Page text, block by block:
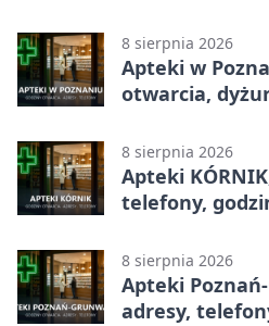
8 sierpnia 2026
Apteki w
otwarcia,
8 sierpnia 2026
Apteki
telefony,
8 sierpnia 2026
Apteki
adresy,